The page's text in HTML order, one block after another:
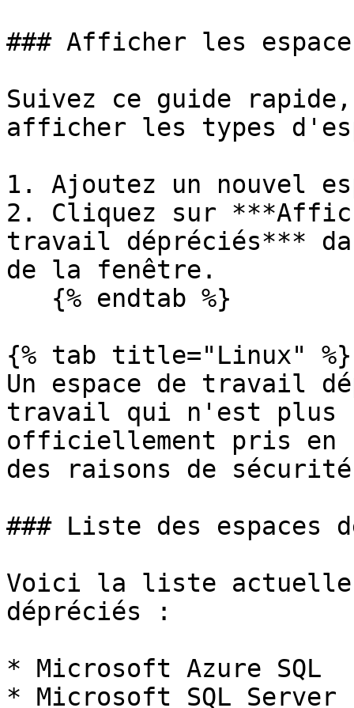
### Afficher les
Suivez ce guide
afficher les types
1. Ajoutez un nouvel
2. Cliquez sur
travail dépréciés***
de la fenêtre.
{% tab title="Linux" %}
Un espace de travail
travail qui n'est plus
officiellement pris en
des raisons de
### Liste des espaces
Voici la liste actuelle
dépréciés :
* Microsoft Azure SQL
* Microsoft SQL Server